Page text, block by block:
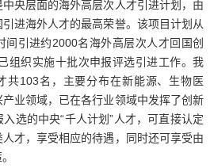
中央层面的海外高层次人才引进计划，由
进海外人才的最高荣誉。该项目计划从
引进约2000名海外高层次人才回国创
组织实施十批次申报评选引进工作。我
共103名，主要分布在新能源、生物医
业领域，已在各行业领域中发挥了创新
选的中央“千人计划”人才，可直接认定
人才，享受相应的待遇，同时还可享受由